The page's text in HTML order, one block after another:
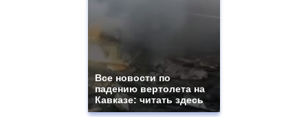
Все новости по
падению вертолета на
Кавказе: читать здесь